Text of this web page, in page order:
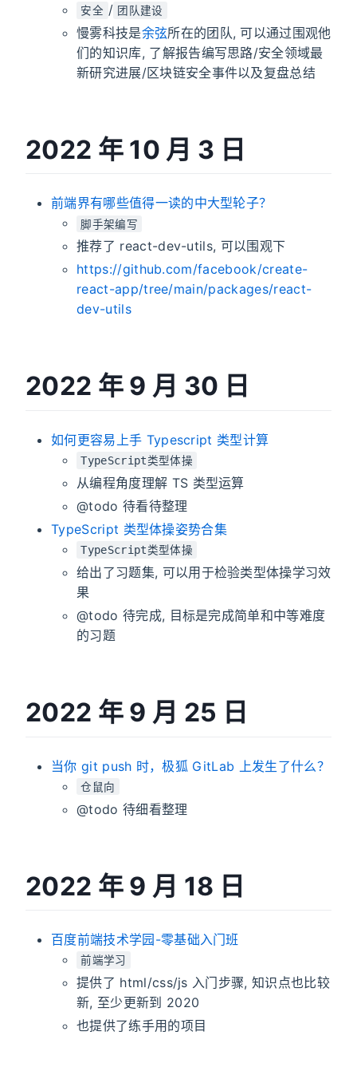
安全 / 团队建设
慢雾科技是余弦所在的团队, 可以通过围观他
们的知识库, 了解报告编写思路/安全领域最
新研究进展/区块链安全事件以及复盘总结
2022 年 10 月 3 日
前端界有哪些值得一读的中大型轮子？
脚手架编写
推荐了 react-dev-utils, 可以围观下
https://github.com/facebook/create-
react-app/tree/main/packages/react-
dev-utils
2022 年 9 月 30 日
如何更容易上手 Typescript 类型计算
TypeScript类型体操
从编程角度理解 TS 类型运算
@todo 待看待整理
TypeScript 类型体操姿势合集
TypeScript类型体操
给出了习题集, 可以用于检验类型体操学习效
果
@todo 待完成, 目标是完成简单和中等难度
的习题
2022 年 9 月 25 日
当你 git push 时，极狐 GitLab 上发生了什么？
仓鼠向
@todo 待细看整理
2022 年 9 月 18 日
百度前端技术学园-零基础入门班
前端学习
提供了 html/css/js 入门步骤, 知识点也比较
新, 至少更新到 2020
也提供了练手用的项目